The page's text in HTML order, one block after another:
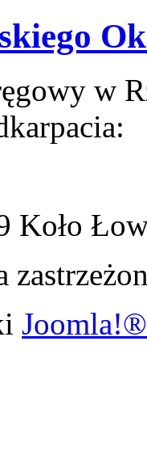
w
Koło
Joomla!®